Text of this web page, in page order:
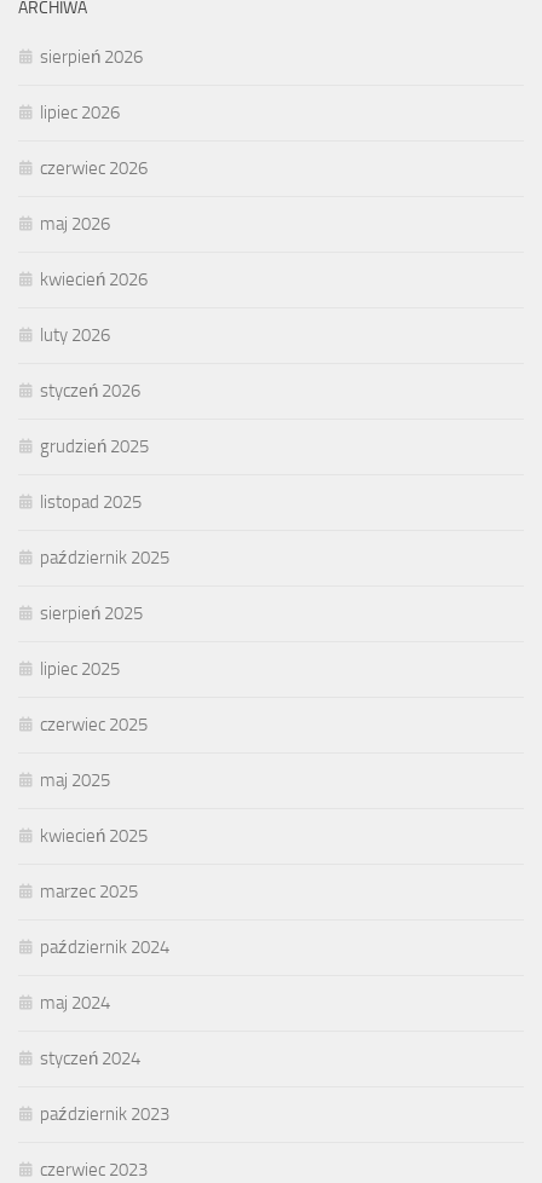
ARCHIWA
sierpień 2026
lipiec 2026
czerwiec 2026
maj 2026
kwiecień 2026
luty 2026
styczeń 2026
grudzień 2025
listopad 2025
październik 2025
sierpień 2025
lipiec 2025
czerwiec 2025
maj 2025
kwiecień 2025
marzec 2025
październik 2024
maj 2024
styczeń 2024
październik 2023
czerwiec 2023